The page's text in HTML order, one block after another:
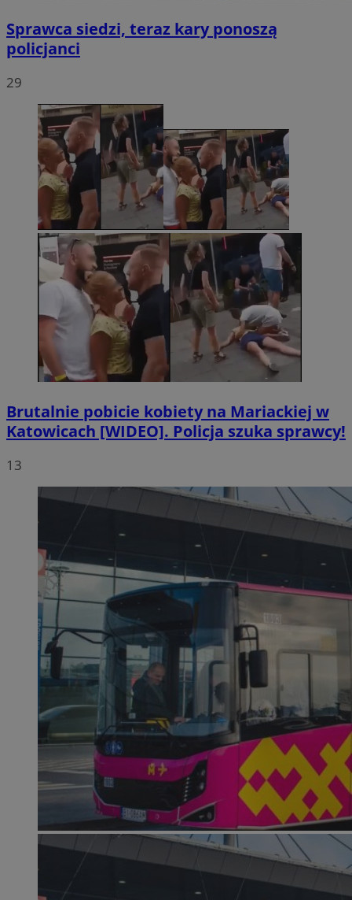
Sprawca siedzi, teraz kary ponoszą
policjanci
29
Brutalnie pobicie kobiety na Mariackiej w
Katowicach [WIDEO]. Policja szuka sprawcy!
13